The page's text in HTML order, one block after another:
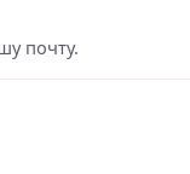
почту.